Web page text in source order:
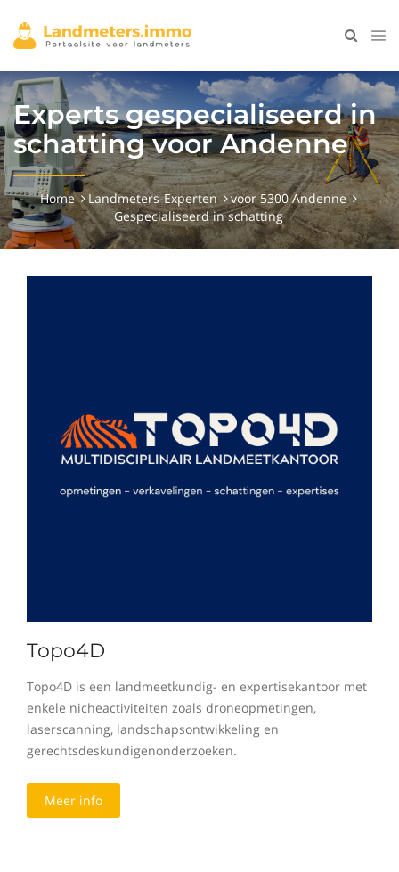
Experts gespecialiseerd in
schatting voor Andenne
Home Landmeters-Experten
voor 5300 Andenne
Gespecialiseerd in schatting
Topo4D
Topo4D is een landmeetkundig- en expertisekantoor met
enkele nicheactiviteiten zoals droneopmetingen,
laserscanning, landschapsontwikkeling en
gerechtsdeskundigenonderzoeken.
Meer info